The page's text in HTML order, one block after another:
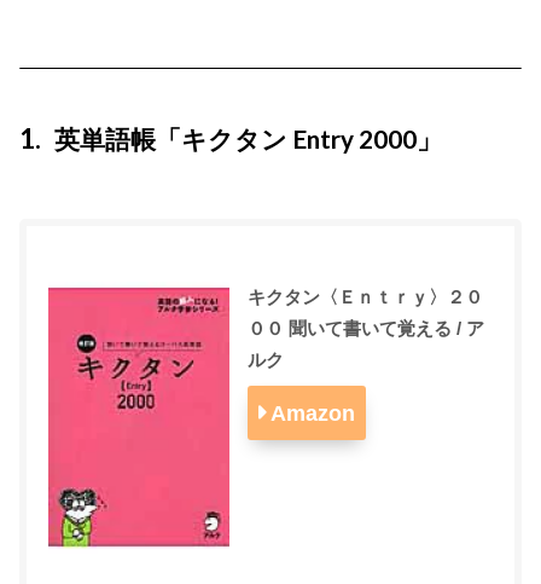
1 英単語帳「キクタン Entry 2000」
キクタン〈Ｅｎｔｒｙ〉２０
００ 聞いて書いて覚える / ア
ルク
Amazon